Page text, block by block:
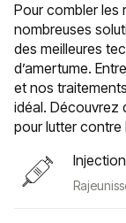
Pour combler les
nombreuses
des meilleures
d’amertume.
et nos
idéal. Découvrez
pour lutter contre